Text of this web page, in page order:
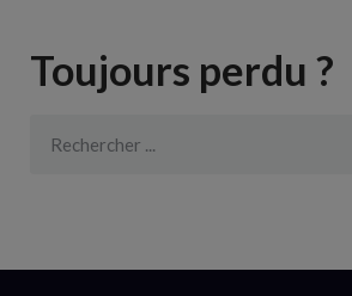
Toujours perdu ?